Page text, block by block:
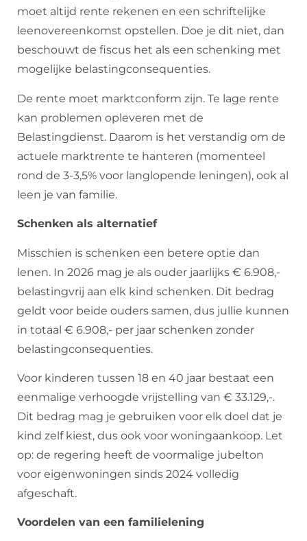
moet altijd rente rekenen en een schriftelijke
leenovereenkomst opstellen. Doe je dit niet, dan
beschouwt de fiscus het als een schenking met
mogelijke belastingconsequenties.
De rente moet marktconform zijn. Te lage rente
kan problemen opleveren met de
Belastingdienst. Daarom is het verstandig om de
actuele marktrente te hanteren (momenteel
rond de 3-3,5% voor langlopende leningen), ook al
leen je van familie.
Schenken als alternatief
Misschien is schenken een betere optie dan
lenen. In 2026 mag je als ouder jaarlijks € 6.908,-
belastingvrij aan elk kind schenken. Dit bedrag
geldt voor beide ouders samen, dus jullie kunnen
in totaal € 6.908,- per jaar schenken zonder
belastingconsequenties.
Voor kinderen tussen 18 en 40 jaar bestaat een
eenmalige verhoogde vrijstelling van € 33.129,-.
Dit bedrag mag je gebruiken voor elk doel dat je
kind zelf kiest, dus ook voor woningaankoop. Let
op: de regering heeft de voormalige jubelton
voor eigenwoningen sinds 2024 volledig
afgeschaft.
Voordelen van een familielening